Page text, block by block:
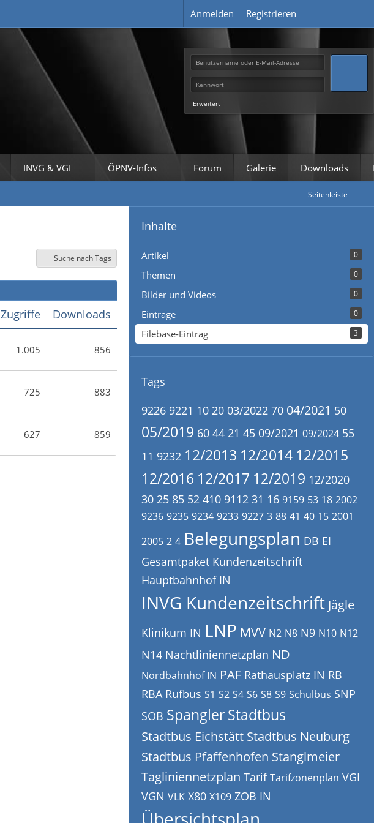
Anmelden Registrieren
Erweitert
INVG & VGI ÖPNV-Infos Forum Galerie Downloads
Seitenleiste
Suche nach Tags
Zugriffe Downloads
1.005 856
725 883
627 859
Inhalte
Artikel 0
Themen 0
Bilder und Videos 0
Einträge 0
Filebase-Eintrag 3
Tags
9226 9221 10 20 03/2022 70 04/2021 50
05/2019 60 44 21 45 09/2021 09/2024 55
11 9232 12/2013 12/2014 12/2015
12/2016 12/2017 12/2019 12/2020
30 25 85 52 410 9112 31 16 9159 53 18 2002
9236 9235 9234 9233 9227 3 88 41 40 15 2001
2005 2 4 Belegungsplan DB EI
Gesamtpaket Kundenzeitschrift
Hauptbahnhof IN
INVG Kundenzeitschrift Jägle
Klinikum IN LNP MVV N2 N8 N9 N10 N12
N14 Nachtliniennetzplan ND
Nordbahnhof IN PAF Rathausplatz IN RB
RBA Rufbus S1 S2 S4 S6 S8 S9 Schulbus SNP
SOB SpanglerStadtbus
Stadtbus Eichstätt Stadtbus Neuburg
Stadtbus Pfaffenhofen Stanglmeier
Tagliniennetzplan Tarif Tarifzonenplan VGI
VGN VLK X80 X109 ZOB IN